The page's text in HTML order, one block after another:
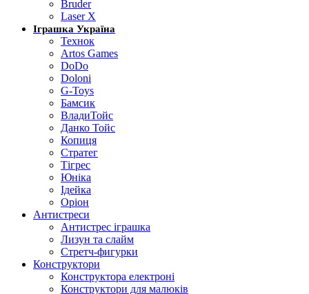
Bruder
Laser X
Іграшка Україна
Технок
Artos Games
DoDo
Doloni
G-Toys
Бамсик
ВладиТойс
Данко Тойс
Копиця
Стратег
Тігрес
Юніка
Ідейка
Оріон
Антистреси
Антистрес іграшка
Лизун та слайм
Стретч-фигурки
Конструктори
Конструктора електроні
Конструктори для малюків